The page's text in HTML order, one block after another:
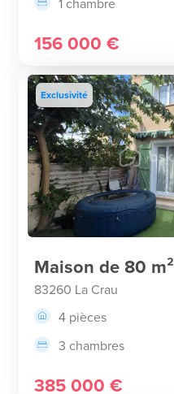
156 000 €
Exclusivité
Maison de 80 m²
83260 La Crau
4 pièces
3 chambres
385 000 €